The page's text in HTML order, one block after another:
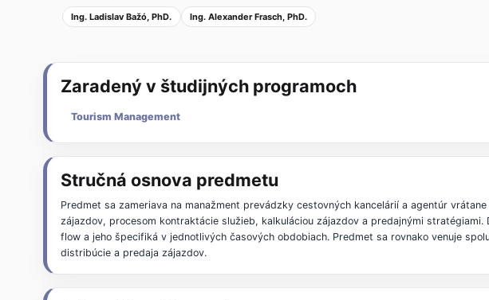
Ing. Ladislav Bažó, PhD. Ing. Alexander Frasch, PhD.
Zaradený v študijných programoch
Tourism Management
Stručná osnova predmetu
Predmet sa zameriava na manažment prevádzky cestovných kancelárií a agentúr
zájazdov, procesom kontraktácie služieb, kalkuláciou zájazdov a predajnými
flow a jeho špecifiká v jednotlivých časových obdobiach. Predmet sa rovnako venuje
distribúcie a predaja zájazdov.